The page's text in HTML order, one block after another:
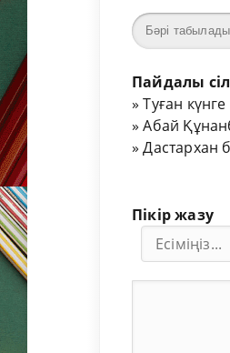
Пайдалы
»Туған
»Абай
»Дастархан
Пікір жазу